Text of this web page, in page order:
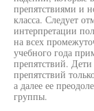
препятствиями и
класса. Следует
интерпретации
на всех
учебного года
препятствий.
препятствий
а далее ее
группы.